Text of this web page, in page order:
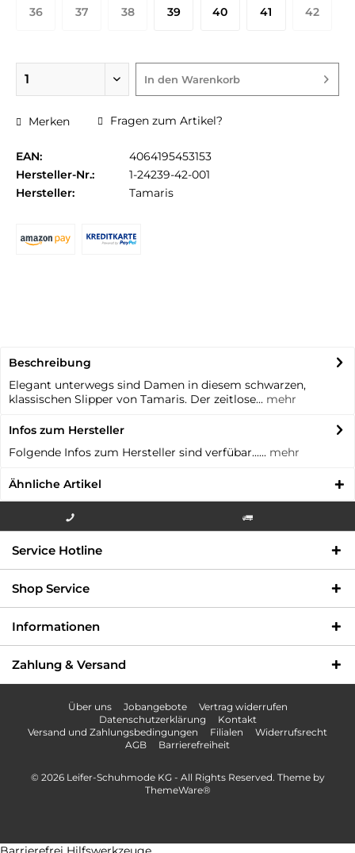
36 37 38 39 40 41 42
In den Warenkorb
Merken Fragen zum Artikel?
EAN:
4064195453153
Hersteller-Nr.:
1-24239-42-001
Hersteller:
Tamaris
Beschreibung
Elegant unterwegs sind Damen in diesem schwarzen,
klassischen Slipper von Tamaris. Der zeitlose... mehr
Infos zum Hersteller
Folgende Infos zum Hersteller sind verfübar...... mehr
Ähnliche Artikel
000
Service Hotline
Shop Service
Informationen
Zahlung & Versand
Über uns Jobangebote
Vertrag widerrufen
Datenschutzerklärung
Kontakt
Versand und Zahlungsbedingungen
Filialen
Widerrufsrecht
AGB
Barrierefreiheit
© 2026 Leifer-Schuhmode KG - All Rights Reserved. Theme by
ThemeWare®